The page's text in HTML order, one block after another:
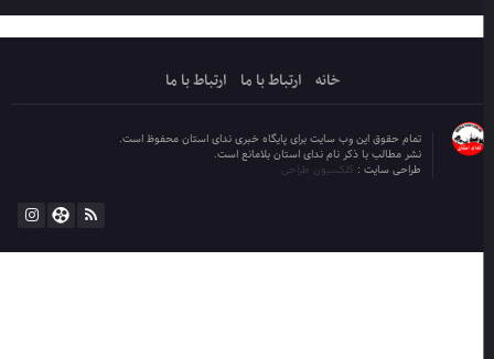
خانه ارتباط با ما ارتباط با ما
تمام حقوق این وب سایت برای پایگاه خبری ندای استان محفوظ است.
نشر مطالب با ذکر نام ندای استان بلامانع است.
طراحی سایت :کلکسیون طراحی